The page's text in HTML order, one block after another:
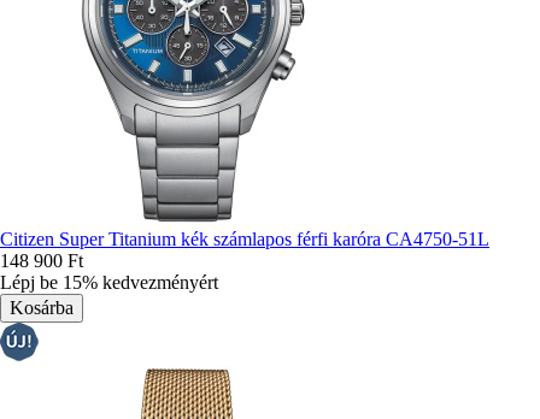
Citizen Super Titanium kék számlapos férfi karóra CA4750-51L
148 900 Ft
Lépj be 15% kedvezményért